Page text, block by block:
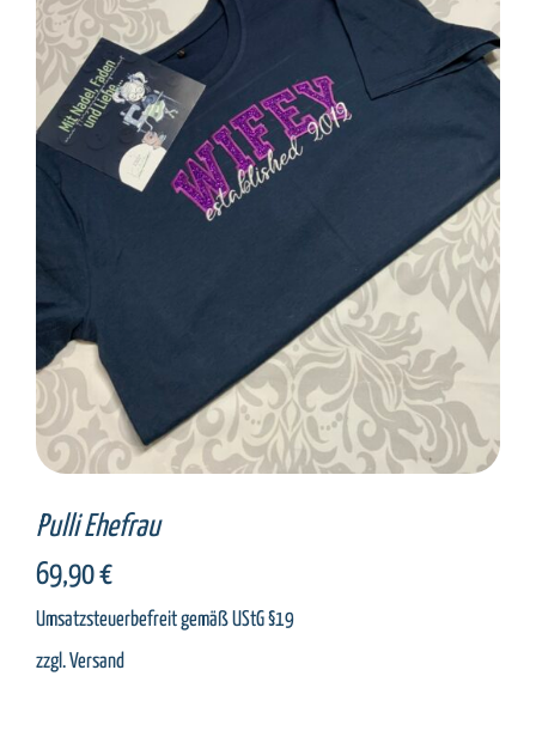
SELECT OPTIONS
Pulli Ehefrau
69,90€
Umsatzsteuerbefreit gemäß UStG §19
zzgl.Versand